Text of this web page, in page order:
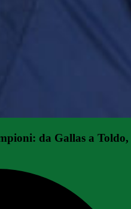
da Gallas a Toldo,